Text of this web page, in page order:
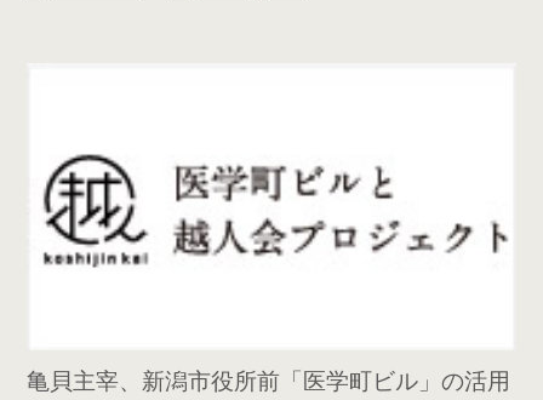
亀貝主宰、新潟市役所前「医学町ビル」の活用